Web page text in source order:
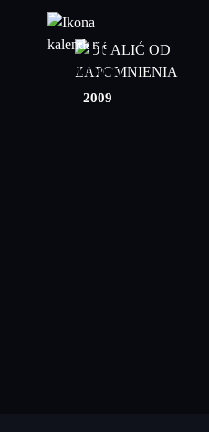
10
listopad
2009